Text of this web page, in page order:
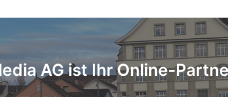
AG ist Ihr Online-